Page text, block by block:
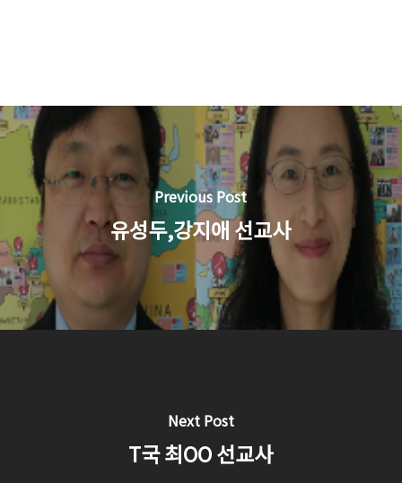
Previous Post
유성두,강지애 선교사
Next Post
T국 최OO 선교사